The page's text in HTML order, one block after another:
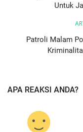
Untuk
Patroli Malam
APA REAKSI ANDA?